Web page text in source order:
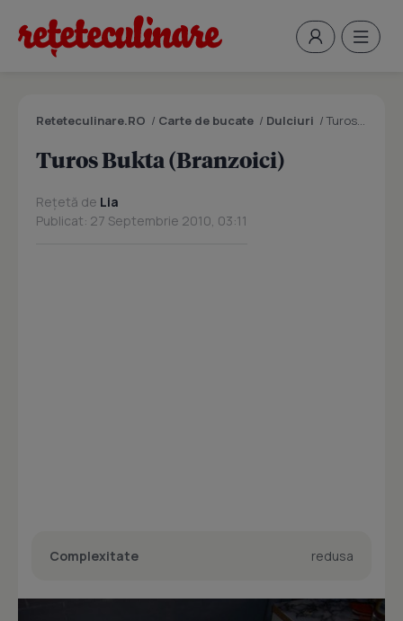
Reteteculinare.RO / Carte de bucate / Dulciuri /Turos Bukta (Branzoici)
Turos Bukta (Branzoici)
Rețetă de Lia
Publicat: 27 Septembrie 2010, 03:11
Complexitate redusa